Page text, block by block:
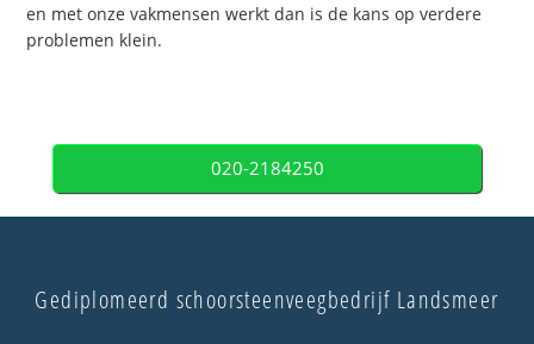
en met onze vakmensen werkt dan is de kans op verdere
problemen klein.
020-2184250
Gediplomeerd schoorsteenveegbedrijf Landsmeer